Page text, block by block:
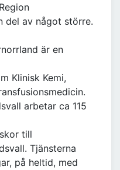
del av något större.
är en
Klinisk Kemi,
arbetar ca 115
till
Tjänsterna
på heltid, med